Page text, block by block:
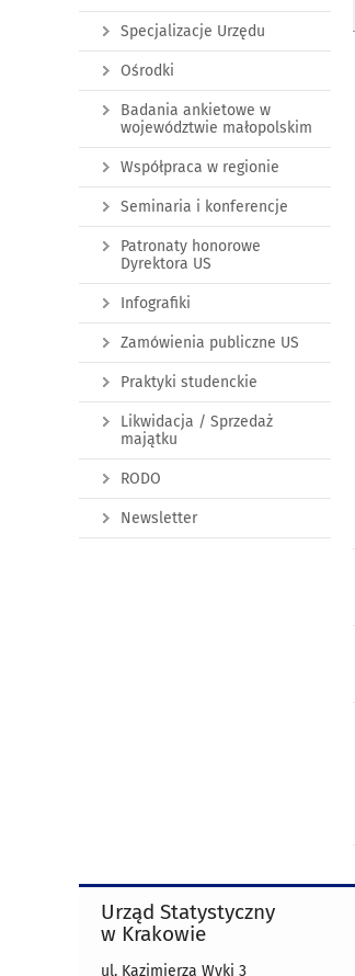
Specjalizacje Urzędu
Ośrodki
Badania ankietowe w
województwie małopolskim
Współpraca w regionie
Seminaria i konferencje
Patronaty honorowe
Dyrektora US
Infografiki
Zamówienia publiczne US
Praktyki studenckie
Likwidacja / Sprzedaż
majątku
RODO
Newsletter
Urząd Statystyczny
w Krakowie
ul. Kazimierza Wyki 3